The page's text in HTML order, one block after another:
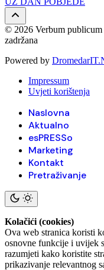
© 2026 Verbum publicum
zadržana
Powered by
Impressum
Uvjeti korištenja
Naslovna
Aktualno
esPRESSo
Marketing
Kontakt
Pretraživanje
Kolačići (cookies)
Ova web stranica koristi
osnovne funkcije i uvijek
razumjeti kako koristite
prikazivanje relevantnog